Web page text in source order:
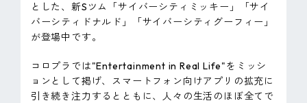
とした、新Sツム「サイバーシティミッキー」「サイ
バーシティドナルド」「サイバーシティグーフィー」
が登場中です。
コロプラでは"Entertainment in Real Life"をミッシ
ョンとして掲げ、スマートフォン向けアプリの拡充に
引き続き注力するとともに、人々の生活のほぼ全てで